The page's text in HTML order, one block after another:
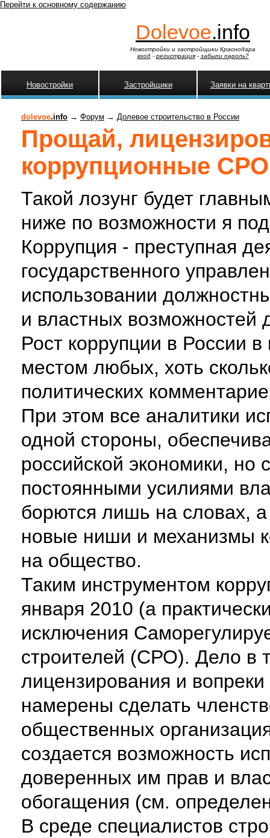
Перейти к основному содержанию
Dolevoe.info
Новостройки и застройщики Краснодара
вход- регистрация- забыли пароль?
Новостройки Застройщики Заявки на
dolevoe.info → Форум → Долевое строительство в России
Прощай,
коррупционные
Такой лозунг будет
ниже по возможности я
Коррупция - преступная
государственного
использовании
и властных возможностей
Рост коррупции в России
местом любых, хоть
политических
При этом все аналитики
одной стороны,
российской экономики, но
постоянными усилиями
борются лишь на словах,
новые ниши и механизмы
на общество.
Таким инструментом
января 2010 (а
исключения
строителей (СРО). Дело в
лицензирования и
намерены сделать
общественных
создается возможность
доверенных им прав и
обогащения (см.
В среде специалистов